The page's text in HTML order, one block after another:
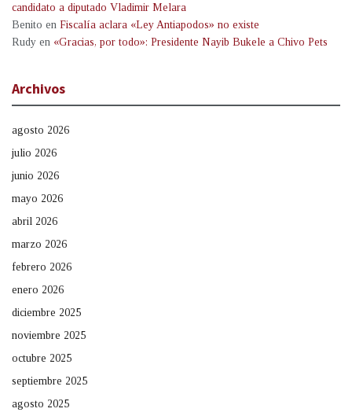
candidato a diputado Vladimir Melara
Benito en Fiscalía aclara «Ley Antiapodos» no existe
Rudy en «Gracias, por todo»: Presidente Nayib Bukele a Chivo Pets
Archivos
agosto 2026
julio 2026
junio 2026
mayo 2026
abril 2026
marzo 2026
febrero 2026
enero 2026
diciembre 2025
noviembre 2025
octubre 2025
septiembre 2025
agosto 2025